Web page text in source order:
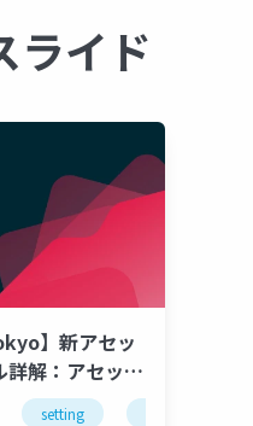
ライド
】新アセッ
詳解：アセット
ンドルのワーク
setting